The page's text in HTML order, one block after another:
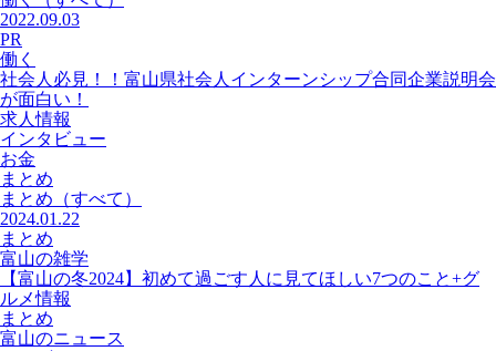
2022.09.03
PR
働く
社会人必見！！富山県社会人インターンシップ合同企業説明会
が面白い！
求人情報
インタビュー
お金
まとめ
まとめ （すべて）
2024.01.22
まとめ
富山の雑学
【富山の冬2024】初めて過ごす人に見てほしい7つのこと+グ
ルメ情報
まとめ
富山のニュース